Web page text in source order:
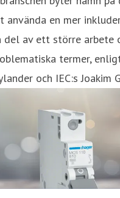
använda en mer
del av ett större
termer,
och IEC:s Joakim